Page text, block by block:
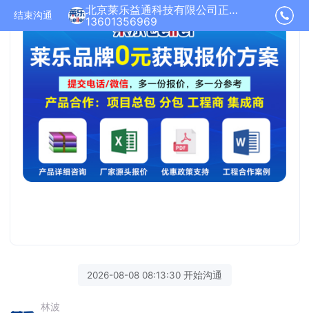
结束沟通
北京莱乐益通科技有限公司正在为您服务
13601356969
2026-08-08 08:13:30 开始沟通
林波